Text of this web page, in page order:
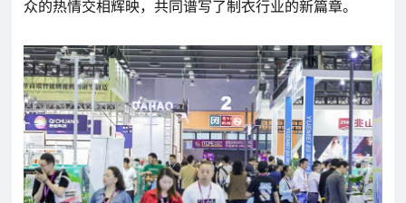
众的热情交相辉映，共同谱写了制衣行业的新篇章。